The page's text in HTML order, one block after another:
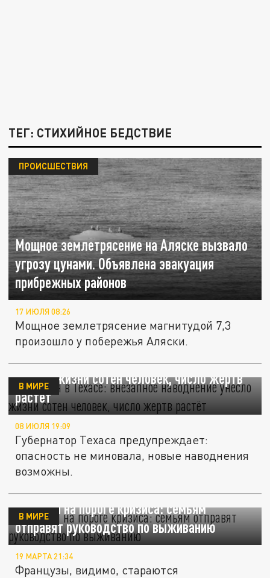
ТЕГ: СТИХИЙНОЕ БЕДСТВИЕ
Мощное землетрясение на Аляске вызвало
угрозу цунами. Объявлена эвакуация
прибрежных районов
ПРОИСШЕСТВИЯ
17 ИЮЛЯ 08:26
Мощное землетрясение магнитудой 7,3
произошло у побережья Аляски.
Трагедия в Техасе: внезапное наводнение
унесло жизни сотен человек, число жертв
растёт
В МИРЕ
08 ИЮЛЯ 19:09
Губернатор Техаса предупреждает:
опасность не миновала, новые наводнения
возможны.
Франция на пороге кризиса: семьям
отправят руководство по выживанию
В МИРЕ
19 МАРТА 21:34
Французы, видимо, стараются